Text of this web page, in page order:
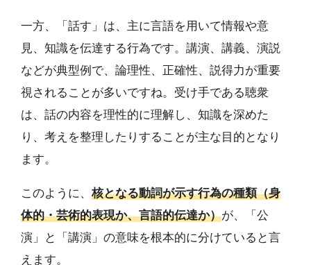
一方、「話す」は、主に言語を用いて情報や意
見、知識を伝達する行為です。講演、講義、演説
などが典型例で、論理性、正確性、説得力が重要
視されることが多いですね。受け手である聴衆
は、話の内容を理性的に理解し、知識を深めた
り、考えを整理したりすることが主な目的となり
ます。
このように、 核となる動詞が示す行為の種類（身
体的・芸術的表現か、言語的伝達か）が、「公
演」と「講演」の意味を根本的に分けていると言
えます。